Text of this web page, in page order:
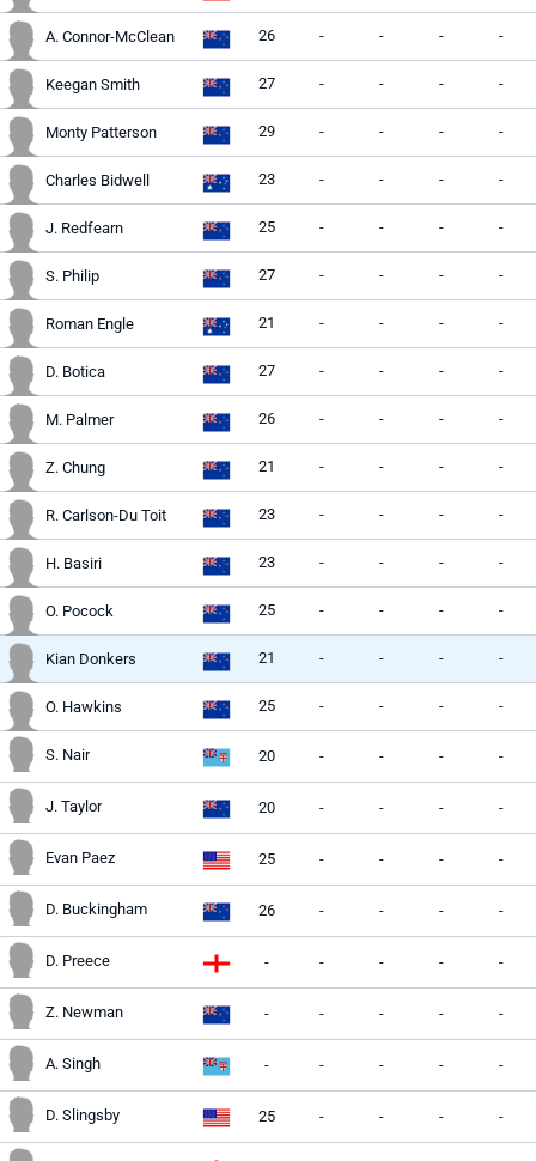
A. Connor-McClean 26 - - - -
Keegan Smith 27 - - - -
Monty Patterson 29 - - - -
Charles Bidwell 23 - - - -
J. Redfearn 25 - - - -
S. Philip 27 - - - -
Roman Engle 21 - - - -
D. Botica 27 - - - -
M. Palmer 26 - - - -
Z. Chung 21 - - - -
R. Carlson-Du Toit 23 - - - -
H. Basiri 23 - - - -
O. Pocock 25 - - - -
Kian Donkers 21 - - - -
O. Hawkins 25 - - - -
S. Nair 20 - - - -
J. Taylor 20 - - - -
Evan Paez 25 - - - -
D. Buckingham 26 - - - -
D. Preece - - - - -
Z. Newman - - - - -
A. Singh - - - - -
D. Slingsby 25 - - - -